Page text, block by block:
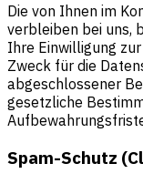
Die von Ihnen im
verbleiben bei uns,
Ihre Einwilligung
Zweck für die
abgeschlossener
gesetzliche
Spam-Schutz